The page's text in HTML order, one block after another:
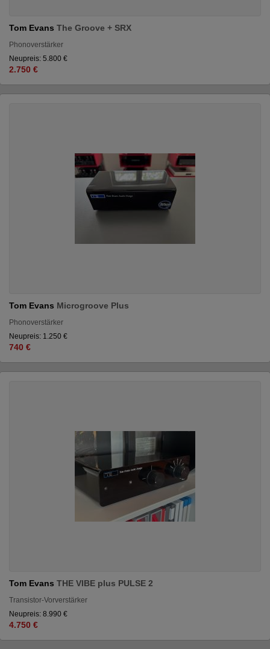
Tom Evans The Groove + SRX
Phonoverstärker
Neupreis: 5.800 €
2.750 €
Tom Evans Microgroove Plus
Phonoverstärker
Neupreis: 1.250 €
740 €
Tom Evans THE VIBE plus PULSE 2
Transistor-Vorverstärker
Neupreis: 8.990 €
4.750 €